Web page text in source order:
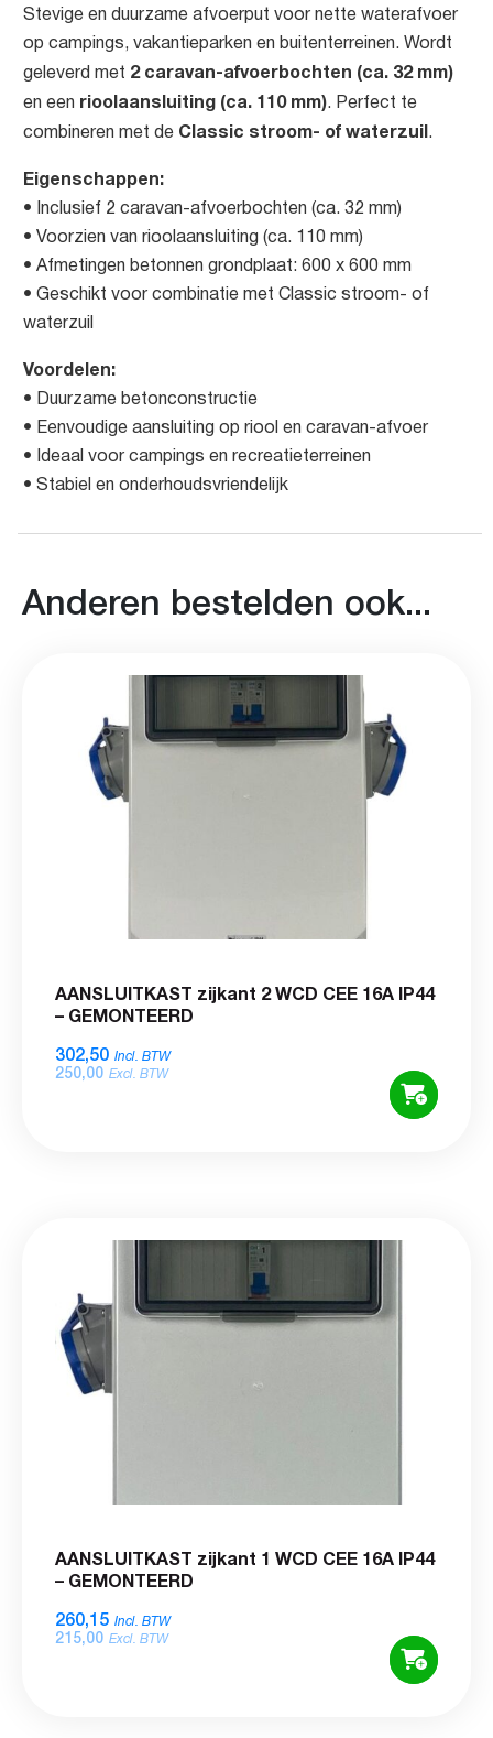
Stevige en duurzame afvoerput voor nette waterafvoer
op campings, vakantieparken en buitenterreinen. Wordt
geleverd met 2 caravan-afvoerbochten (ca. 32 mm)
en een rioolaansluiting (ca. 110 mm). Perfect te
combineren met de Classic stroom- of waterzuil.
Eigenschappen:
• Inclusief 2 caravan-afvoerbochten (ca. 32 mm)
• Voorzien van rioolaansluiting (ca. 110 mm)
• Afmetingen betonnen grondplaat: 600 x 600 mm
• Geschikt voor combinatie met Classic stroom- of
waterzuil
Voordelen:
• Duurzame betonconstructie
• Eenvoudige aansluiting op riool en caravan-afvoer
• Ideaal voor campings en recreatieterreinen
• Stabiel en onderhoudsvriendelijk
Anderen bestelden ook...
AANSLUITKAST zijkant 2 WCD CEE 16A IP44
– GEMONTEERD
302,50 Incl. BTW
250,00 Excl. BTW
AANSLUITKAST zijkant 1 WCD CEE 16A IP44
– GEMONTEERD
260,15 Incl. BTW
215,00 Excl. BTW